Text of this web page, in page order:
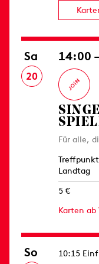
Sa
20
14:00
Für alle,
Landtag
5 €
Karten ab
So 10:15